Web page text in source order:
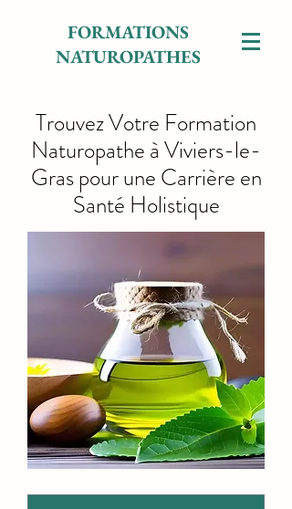
FORMATIONS
NATUROPATHES
Trouvez Votre Formation
Naturopathe à Viviers-le-
Gras pour une Carrière en
Santé Holistique